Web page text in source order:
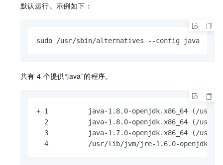
默认运行。示例如下：
sudo /usr/sbin/alternatives --config java
共有 4 个提供“java”的程序。
+ 1          java-1.8.0-openjdk.x86_64 (/usr/
2          java-1.8.0-openjdk.x86_64 (/usr/
3          java-1.7.0-openjdk.x86_64 (/usr/
4          /usr/lib/jvm/jre-1.6.0-